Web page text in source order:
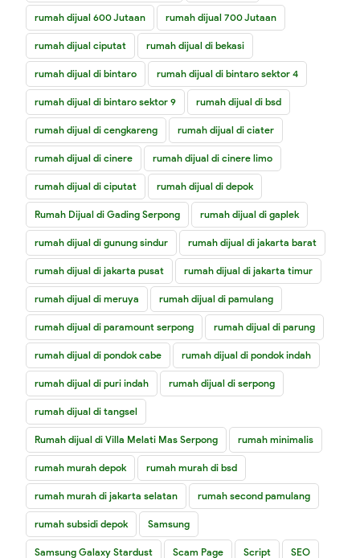
rumah dijual 600 Jutaan rumah dijual 700 Jutaan
rumah dijual ciputat rumah dijual di bekasi
rumah dijual di bintaro rumah dijual di bintaro sektor 4
rumah dijual di bintaro sektor 9 rumah dijual di bsd
rumah dijual di cengkareng rumah dijual di ciater
rumah dijual di cinere rumah dijual di cinere limo
rumah dijual di ciputat rumah dijual di depok
Rumah Dijual di Gading Serpong rumah dijual di gaplek
rumah dijual di gunung sindur rumah dijual di jakarta barat
rumah dijual di jakarta pusat rumah dijual di jakarta timur
rumah dijual di meruya rumah dijual di pamulang
rumah dijual di paramount serpong rumah dijual di parung
rumah dijual di pondok cabe rumah dijual di pondok indah
rumah dijual di puri indah rumah dijual di serpong
rumah dijual di tangsel
Rumah dijual di Villa Melati Mas Serpong rumah minimalis
rumah murah depok rumah murah di bsd
rumah murah di jakarta selatan rumah second pamulang
rumah subsidi depok Samsung
Samsung Galaxy Stardust Scam Page Script SEO